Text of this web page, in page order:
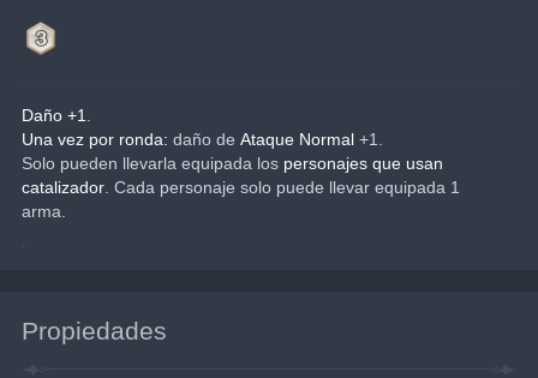
Daño +1
Una vez por ronda: daño de Ataque Normal +1.
Solo pueden llevarla equipada los personajes que usan
catalizador . Cada personaje solo puede llevar equipada 1
arma.
Propiedades